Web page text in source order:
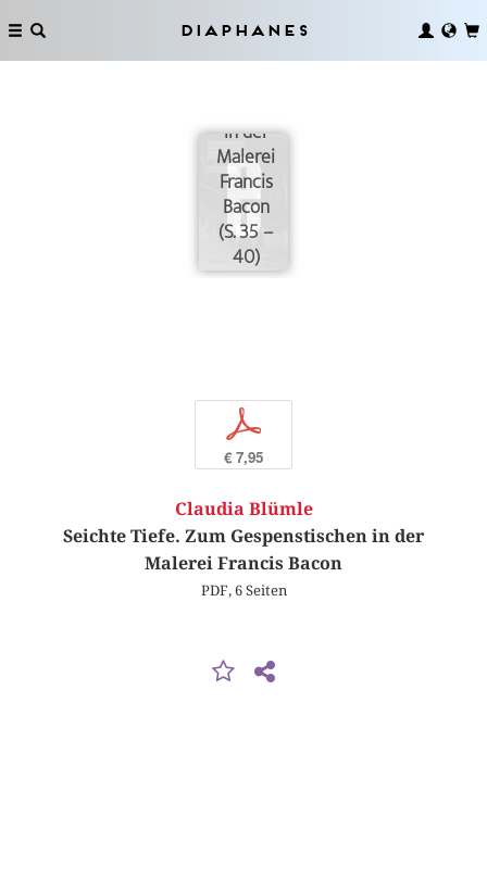
Diaphanes
Seichte
in der
Malerei
Francis
Bacon
(S. 35 –
40)
p
€ 7,95
Claudia Blümle
Seichte Tiefe. Zum Gespenstischen in der
Malerei Francis Bacon
PDF, 6 Seiten